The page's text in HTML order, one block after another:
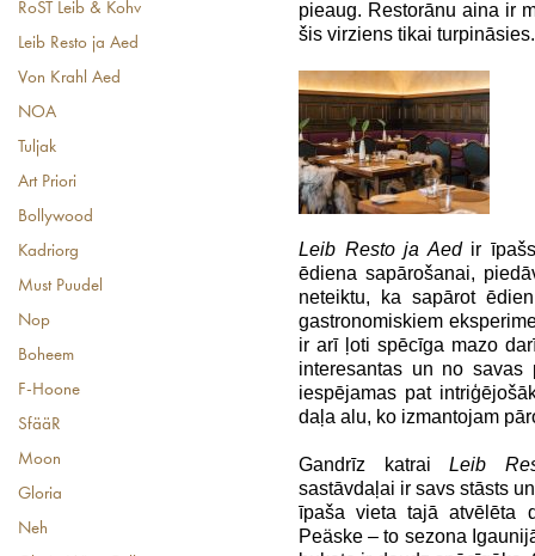
RoST Leib & Kohv
Leib Resto ja Aed
Von Krahl Aed
NOA
Tuljak
Art Priori
Bollywood
Kadriorg
Must Puudel
Nop
Boheem
F-Hoone
SfääR
Moon
Gloria
Neh
pieaug. Restorānu aina ir
šis virziens tikai
Leib Resto ja Aedir īpašs
ēdiena sapārošanai,
neteiktu, ka sapārot
gastronomiskiem
ir arī ļoti spēcīga mazo
interesantas un no
iespējamas pat
daļa alu, ko izmantojam
Gandrīz katraiLeib
sastāvdaļai ir savs stāsts
īpaša vieta tajā atvēlēta
Peäske – to sezona